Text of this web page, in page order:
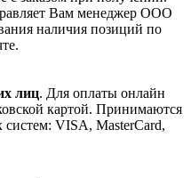
Вам менеджер ООО
наличия позиций по
лиц. Для оплаты онлайн
картой. Принимаются
VISA, MasterCard,